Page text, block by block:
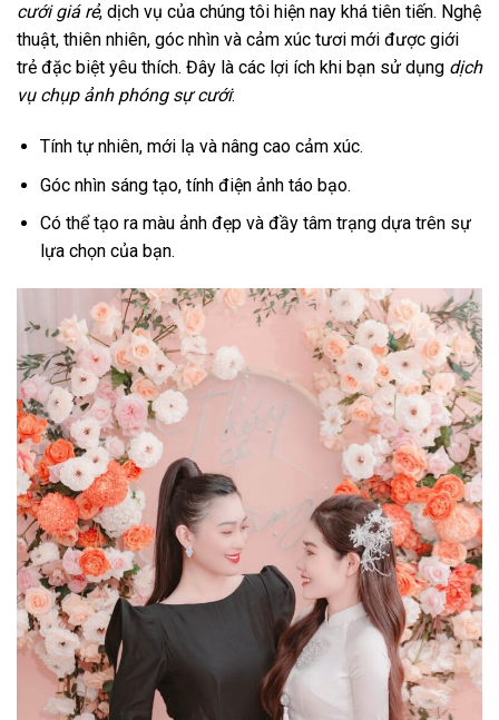
cưới giá rẻ, dịch vụ của chúng tôi hiện nay khá tiên tiến. Nghệ
thuật, thiên nhiên, góc nhìn và cảm xúc tươi mới được giới
trẻ đặc biệt yêu thích. Đây là các lợi ích khi bạn sử dụng dịch
vụ chụp ảnh phóng sự cưới:
Tính tự nhiên, mới lạ và nâng cao cảm xúc.
Góc nhìn sáng tạo, tính điện ảnh táo bạo.
Có thể tạo ra màu ảnh đẹp và đầy tâm trạng dựa trên sự
lựa chọn của bạn.